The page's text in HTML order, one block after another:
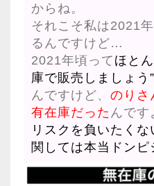
からね。
それこそ私は2021
るんですけど…
2021年頃ってほと
庫で販売しましょう
んですけど、 のりさ
有在庫だった んです
リスクを負いたく
関しては本当ドンピ